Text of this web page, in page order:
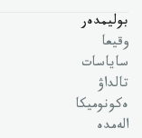
بوليمدەر
وقيعا
ساياسات
تالداۋ
ەكونوميكا
الەمدە